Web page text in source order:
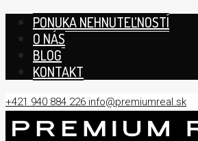
PONUKA NEHNUTEĽNOSTÍ
O NÁS
BLOG
KONTAKT
+421 940 884 226 info@premiumreal.sk